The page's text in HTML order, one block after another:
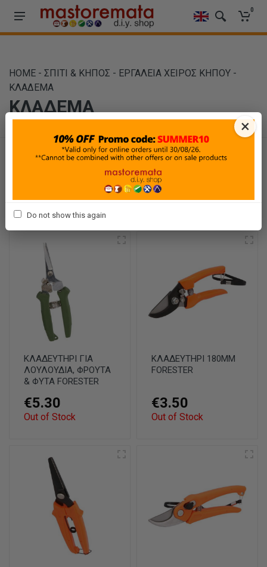
0
HOME - ΣΠΙΤΙ & ΚΗΠΟΣ - ΕΡΓΑΛΕΙΑ ΧΕΙΡΟΣ ΚΗΠΟΥ -
ΚΛΑΔΕΜΑ
ΚΛΑΔΕΜΑ
Φίλτρα
Προβολή
ΚΛΑΔΕΥΤΗΡΙ ΓΙΑ
ΛΟΥΛΟΥΔΙΑ, ΦΡΟΥΤΑ
& ΦΥΤΑ FORESTER
€5.30
Out of Stock
ΚΛΑΔΕΥΤΗΡΙ 180ΜΜ
FORESTER
€3.50
Out of Stock
×
Do not show this again